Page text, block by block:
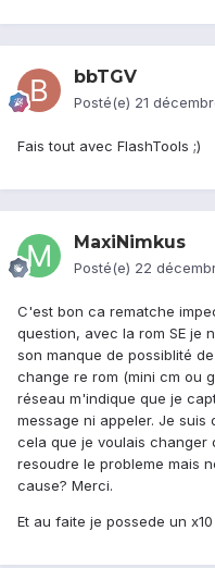
bbTGV
Posté(e) 21
Fais tout avec FlashTools ;)
MaxiNimkus
Posté(e) 22
C'est bon ca rematche
question, avec la rom SE je
son manque de possiblité
change re rom (mini cm ou
réseau m'indique que je
message ni appeler. Je
cela que je voulais changer
resoudre le probleme mais
cause? Merci.
Et au faite je possede un x10